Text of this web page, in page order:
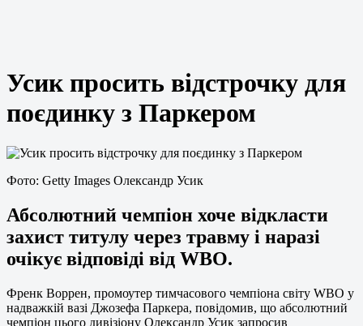
Усик просить відстрочку для
поєдинку з Паркером
Фото: Getty Images Олександр Усик
Абсолютний чемпіон хоче відкласти
захист титулу через травму і наразі
очікує відповіді від WBO.
Френк Воррен, промоутер тимчасового чемпіона світу WBO у
надважкій вазі Джозефа Паркера, повідомив, що абсолютний
чемпіон цього дивізіону Олександр Усик запросив